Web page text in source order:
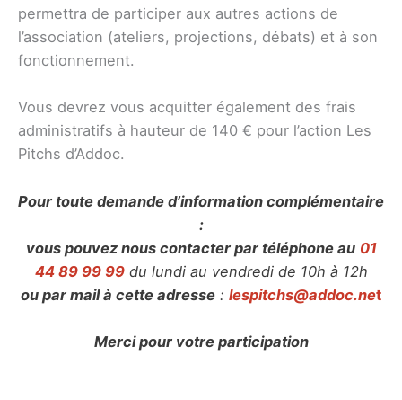
permettra de participer aux autres actions de
l’association (ateliers, projections, débats) et à son
fonctionnement.
Vous devrez vous acquitter également des frais
administratifs à hauteur de 140 € pour l’action Les
Pitchs d’Addoc.
Pour toute demande d’information complémentaire
:
vous pouvez nous contacter par téléphone au 01
44 89 99 99du lundi au vendredi de 10h à 12h
ou par mail à cette adresse : lespitchs@addoc.net
Merci pour votre participation